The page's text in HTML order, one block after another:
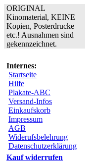
ORIGINAL
Kinomaterial, KEINE
Kopien, Posterdrucke
etc.! Ausnahmen sind
gekennzeichnet.
Internes:
Startseite
Hilfe
Plakate-ABC
Versand-Infos
Einkaufskorb
Impressum
AGB
Widerufsbelehrung
Datenschutzerklärung
Kauf widerrufen